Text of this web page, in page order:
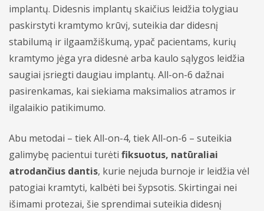
implantų. Didesnis implantų skaičius leidžia tolygiau
paskirstyti kramtymo krūvį, suteikia dar didesnį
stabilumą ir ilgaamžiškumą, ypač pacientams, kurių
kramtymo jėga yra didesnė arba kaulo sąlygos leidžia
saugiai įsriegti daugiau implantų. All-on-6 dažnai
pasirenkamas, kai siekiama maksimalios atramos ir
ilgalaikio patikimumo.
Abu metodai – tiek All-on-4, tiek All-on-6 – suteikia
galimybę pacientui turėti fiksuotus, natūraliai
atrodančius dantis, kurie nejuda burnoje ir leidžia vėl
patogiai kramtyti, kalbėti bei šypsotis. Skirtingai nei
išimami protezai, šie sprendimai suteikia didesnį